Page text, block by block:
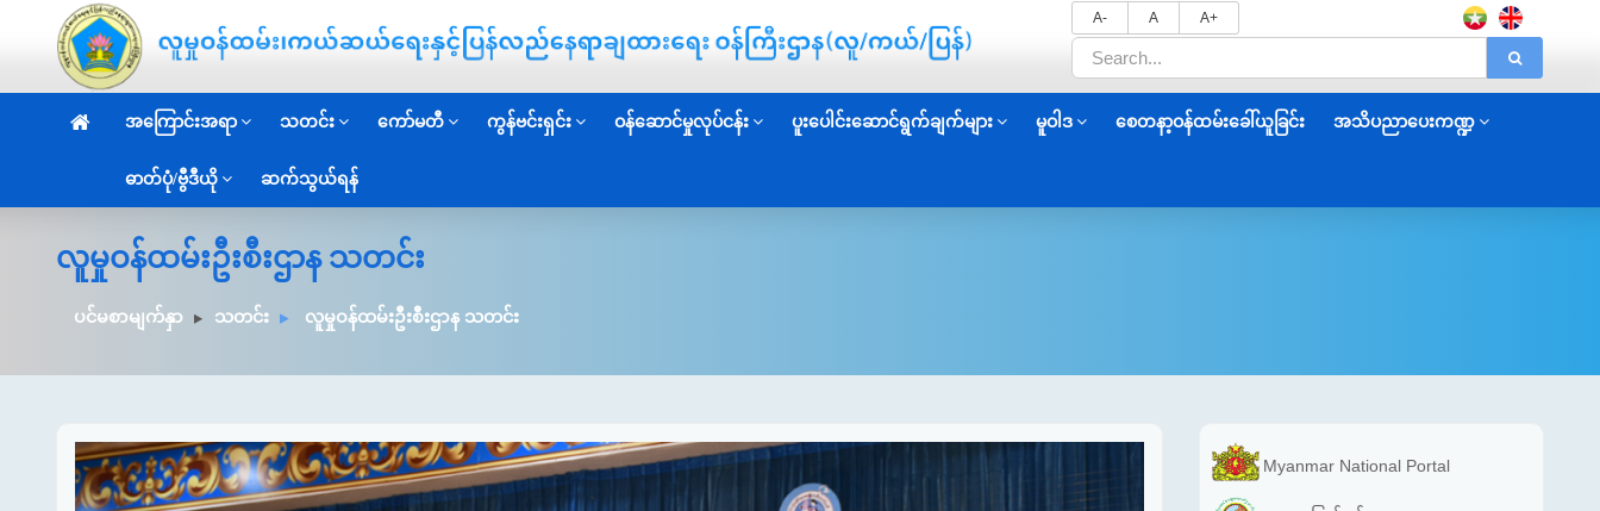
A- A A+
အကြောင်းအရာ သတင်း ကော်မတီ ကွန်ဗင်းရှင်း ဝန်ဆောင်မှုလုပ်ငန်း ပူးပေါင်းဆောင်ရွက်ချက်များ မူဝါဒ စေတနာ့ဝန်ထမ်းခေါ်ယူခြင်း အသိပညာပေးကဏ္ဍ
ဓာတ်ပုံ/ဗွီဒီယို ဆက်သွယ်ရန်
လူမှုဝန်ထမ်းဦးစီးဌာန သတင်း
ပင်မစာမျက်နှာ သတင်း လူမှုဝန်ထမ်းဦးစီးဌာန သတင်း
Myanmar National Portal